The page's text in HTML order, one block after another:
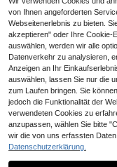
von Ihnen angeforderten
Webseitenerlebnis zu bieten.
akzeptieren" oder Ihre Cookie-
auswählen, werden wir alle
Datenverkehr zu analysieren,
Anzeigen an Ihr
auswählen, lassen Sie nur die
zum Laufen bringen. Sie
jedoch die Funktionalität der
verwendeten Cookies zu
anzupassen, wählen Sie bitte
wir die von uns erfassten Daten
Datenschutzerklärung.